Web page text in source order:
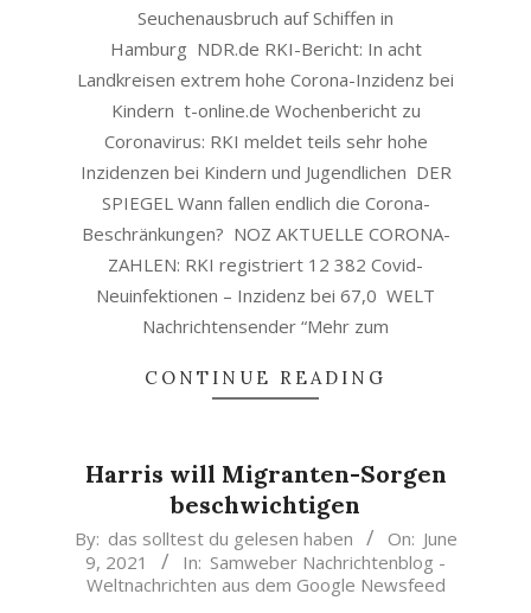
Seuchenausbruch auf Schiffen in
Hamburg NDR.de RKI-Bericht: In acht
Landkreisen extrem hohe Corona-Inzidenz bei
Kindern t-online.de Wochenbericht zu
Coronavirus: RKI meldet teils sehr hohe
Inzidenzen bei Kindern und Jugendlichen DER
SPIEGEL Wann fallen endlich die Corona-
Beschränkungen? NOZ AKTUELLE CORONA-
ZAHLEN: RKI registriert 12 382 Covid-
Neuinfektionen – Inzidenz bei 67,0 WELT
Nachrichtensender “Mehr zum
CONTINUE READING
Harris will Migranten-Sorgen
beschwichtigen
2021-
06-
09
By: das solltest du gelesen haben On: June
9, 2021
In: Samweber Nachrichtenblog -
Weltnachrichten aus dem Google Newsfeed